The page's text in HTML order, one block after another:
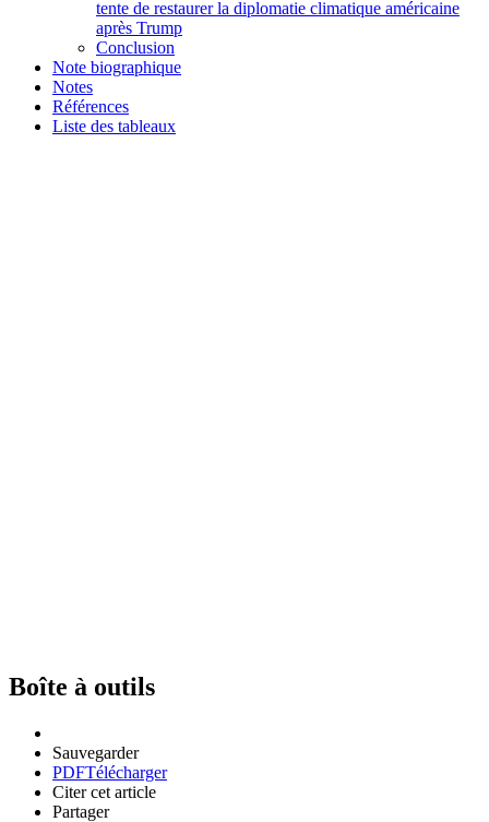
tente de restaurer la diplomatie climatique américaine
après Trump
Conclusion
Note biographique
Notes
Références
Liste des tableaux
Boîte à outils
Sauvegarder
PDFTélécharger
Citer cet article
Partager